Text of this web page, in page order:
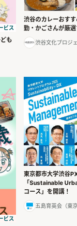
ビス
も
渋谷のカレーおす
勤・かごさんが厳
渋谷文化プロジ
ビス
東京都市大学渋谷
「Sustainable
コース」を開講！
五島育英会（東